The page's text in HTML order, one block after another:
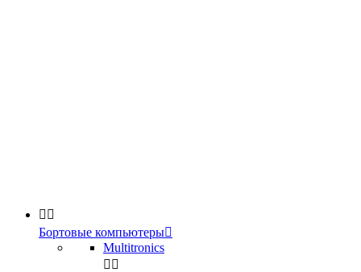
 
Бортовые компьютеры
Multitronics
 